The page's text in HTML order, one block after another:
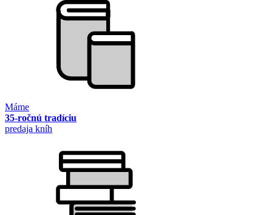
Máme
35-ročnú tradíciu
predaja kníh